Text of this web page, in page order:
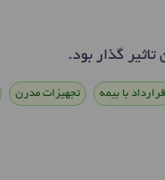
گذار بود.
قرارداد با بیمه تجهیزات مدرن